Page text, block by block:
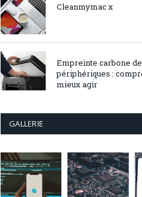
Cleanmymac x
Empreinte carbone
périphériques :
mieux agir
GALLERIE